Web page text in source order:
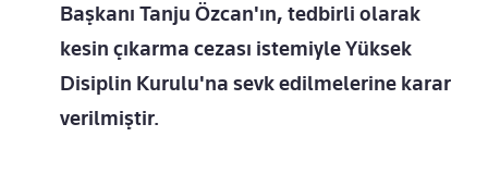
Başkanı Tanju Özcan'ın, tedbirli olarak
kesin çıkarma cezası istemiyle Yüksek
Disiplin Kurulu'na sevk edilmelerine karar
verilmiştir.